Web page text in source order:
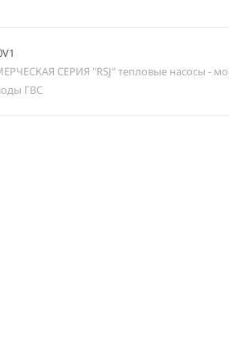
СЕРИЯ "RSJ" тепловые насосы -
ГВС